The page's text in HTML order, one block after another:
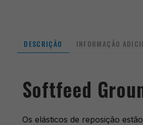
DESCRIÇÃO INFORMAÇÃO
Softfeed
Os elásticos de reposição